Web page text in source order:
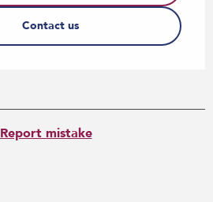
Contact us
Report mistake